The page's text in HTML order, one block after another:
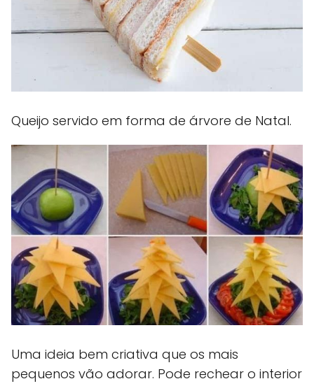
Queijo servido em forma de árvore de Natal.
Uma ideia bem criativa que os mais
pequenos vão adorar. Pode rechear o interior